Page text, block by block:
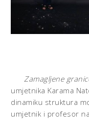
Zamagljene
umjetnika Karama
dinamiku struktura
umjetnik i profesor